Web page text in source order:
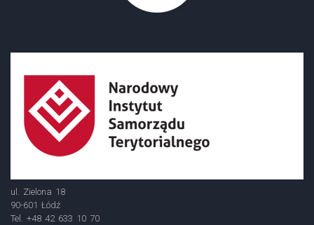
ul. Zielona 18
90-601 Łódź
Tel. +48 42 633 10 70